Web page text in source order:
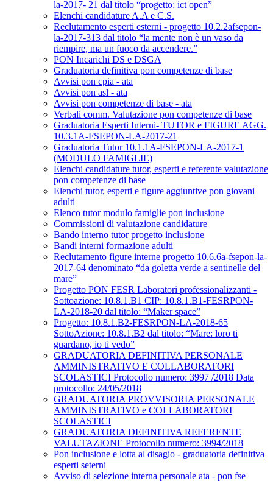
la-2017- 21 dal titolo “progetto: ict open”
Elenchi candidature A.A e C.S.
Reclutamento esperti esterni - progetto 10.2.2afsepon-
la-2017-313 dal titolo “la mente non è un vaso da
riempire, ma un fuoco da accendere.”
PON Incarichi DS e DSGA
Graduatoria definitiva pon competenze di base
Avvisi pon cpia - ata
Avvisi pon asl - ata
Avvisi pon competenze di base - ata
Verbali comm. Valutazione pon competenze di base
Graduatoria Esperti Interni- TUTOR e FIGURE AGG.
10.3.1A-FSEPON-LA-2017-21
Graduatoria Tutor 10.1.1A-FSEPON-LA-2017-1
(MODULO FAMIGLIE)
Elenchi candidature tutor, esperti e referente valutazione
pon competenze di base
Elenchi tutor, esperti e figure aggiuntive pon giovani
adulti
Elenco tutor modulo famiglie pon inclusione
Commissioni di valutazione candidature
Bando interno tutor progetto inclusione
Bandi interni formazione adulti
Reclutamento figure interne progetto 10.6.6a-fsepon-la-
2017-64 denominato “da goletta verde a sentinelle del
mare”
Progetto PON FESR Laboratori professionalizzanti -
Sottoazione: 10.8.1.B1 CIP: 10.8.1.B1-FESRPON-
LA-2018-20 dal titolo: “Maker space”
Progetto: 10.8.1.B2-FESRPON-LA-2018-65
SottoAzione: 10.8.1.B2 dal titolo: “Mare: loro ti
guardano, io ti vedo”
GRADUATORIA DEFINITIVA PERSONALE
AMMINISTRATIVO E COLLABORATORI
SCOLASTICI Protocollo numero: 3997 /2018 Data
protocollo: 24/05/2018
GRADUATORIA PROVVISORIA PERSONALE
AMMINISTRATIVO e COLLABORATORI
SCOLASTICI
GRADUATORIA DEFINITIVA REFERENTE
VALUTAZIONE Protocollo numero: 3994/2018
Pon inclusione e lotta al disagio - graduatoria definitiva
esperti seterni
Avviso di selezione interna personale ata - pon fse